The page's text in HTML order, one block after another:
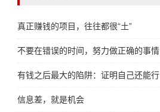
真正赚钱的项目，往往都很“土”
不要在错误的时间，努力做正确的事情
有钱之后最大的陷阱：证明自己还能行
信息差，就是机会